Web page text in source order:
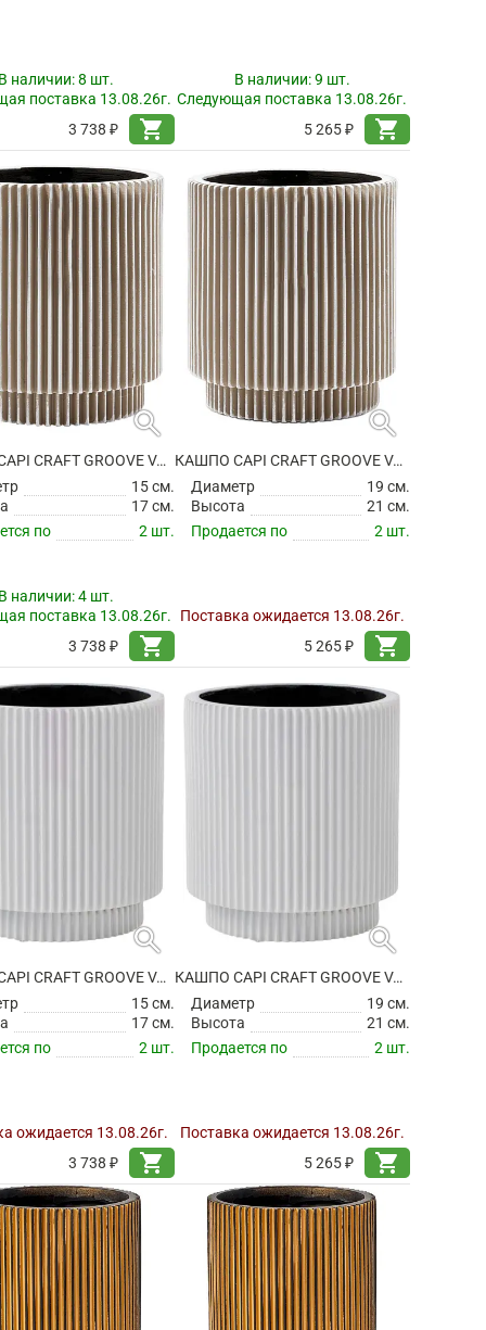
наличии:8 шт.
поставка 13.08.26г.
3 738 ₽
shopping_cart
В наличии:9 шт.
Следующая поставка 13.08.26г.
5 265 ₽
shopping_cart
search
КАШПО CAPI CRAFT GROOVE VASE CYLINDER IVORY
15 см.
17 см.
по
2 шт.
наличии:4 шт.
поставка 13.08.26г.
3 738 ₽
shopping_cart
search
КАШПО CAPI CRAFT GROOVE VASE CYLINDER IVORY
Диаметр
19 см.
Высота
21 см.
Продается по
2 шт.
Поставка ожидается 13.08.26г.
5 265 ₽
shopping_cart
search
КАШПО CAPI CRAFT GROOVE VASE CYLINDER WHITE
15 см.
17 см.
по
2 шт.
ожидается 13.08.26г.
3 738 ₽
shopping_cart
search
КАШПО CAPI CRAFT GROOVE VASE CYLINDER WHITE
Диаметр
19 см.
Высота
21 см.
Продается по
2 шт.
Поставка ожидается 13.08.26г.
5 265 ₽
shopping_cart